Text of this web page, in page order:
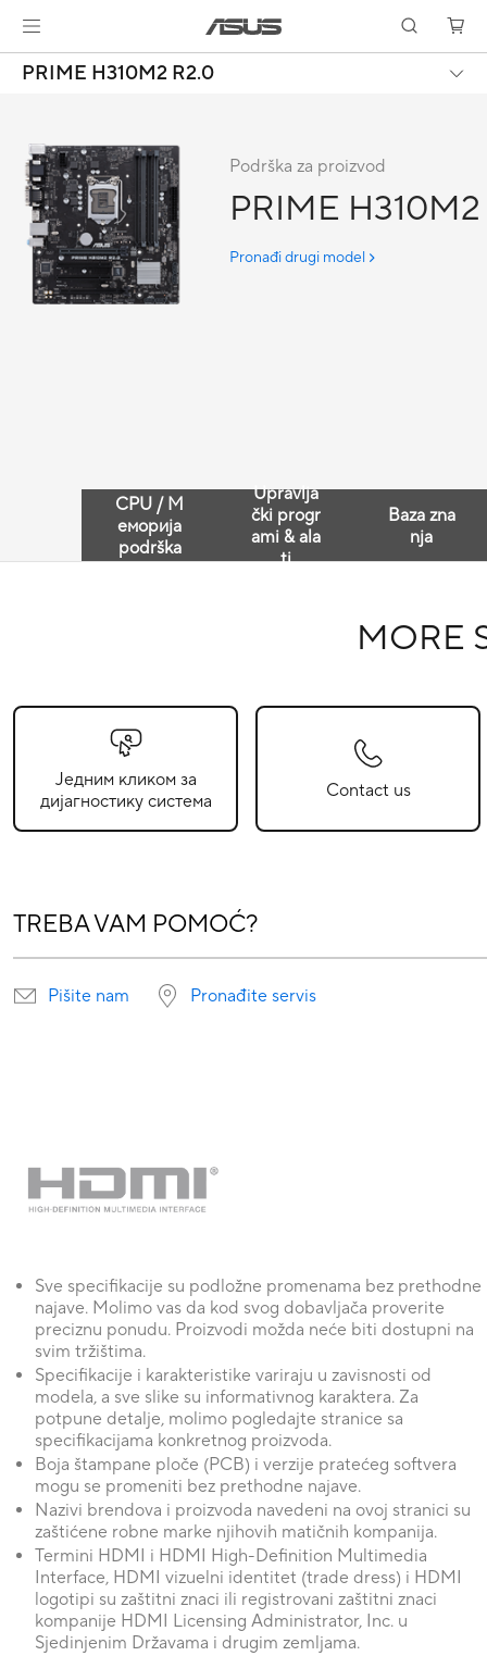
PRIME H310M2 R2.0
Podrška za proizvod
PRIME
Pronađi drugi model
CPU / М
еморија
podrška
Upravlja
čki progr
ami & ala
ti
Baza zna
nja
MORE
TREBA VAM POMOĆ?
Pišite nam Pronađite servis
Contact us
Једним кликом за
дијагностику система
Sve specifikacije su podložne promenama bez prethodne
najave. Molimo vas da kod svog dobavljača proverite
preciznu ponudu. Proizvodi možda neće biti dostupni na
svim tržištima.
Specifikacije i karakteristike variraju u zavisnosti od
modela, a sve slike su informativnog karaktera. Za
potpune detalje, molimo pogledajte stranice sa
specifikacijama konkretnog proizvoda.
Boja štampane ploče (PCB) i verzije pratećeg softvera
mogu se promeniti bez prethodne najave.
Nazivi brendova i proizvoda navedeni na ovoj stranici su
zaštićene robne marke njihovih matičnih kompanija.
Termini HDMI i HDMI High-Definition Multimedia
Interface, HDMI vizuelni identitet (trade dress) i HDMI
logotipi su zaštitni znaci ili registrovani zaštitni znaci
kompanije HDMI Licensing Administrator, Inc. u
Sjedinjenim Državama i drugim zemljama.